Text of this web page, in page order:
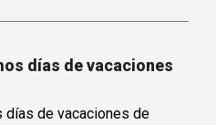
días de vacaciones